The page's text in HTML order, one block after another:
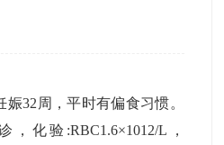
32周，平时有偏食习惯。
化验:RBC1.6×1012/L，